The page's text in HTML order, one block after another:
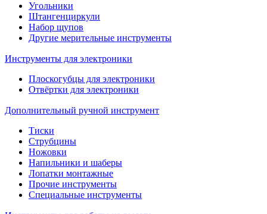
Угольники
Штангенциркули
Набор щупов
Другие мерительные инструменты
Инструменты для электроники
Плоскогубцы для электроники
Отвёртки для электроники
Дополнительный ручной инструмент
Тиски
Струбцины
Ножовки
Напильники и шаберы
Лопатки монтажные
Прочие инструменты
Специальные инструменты